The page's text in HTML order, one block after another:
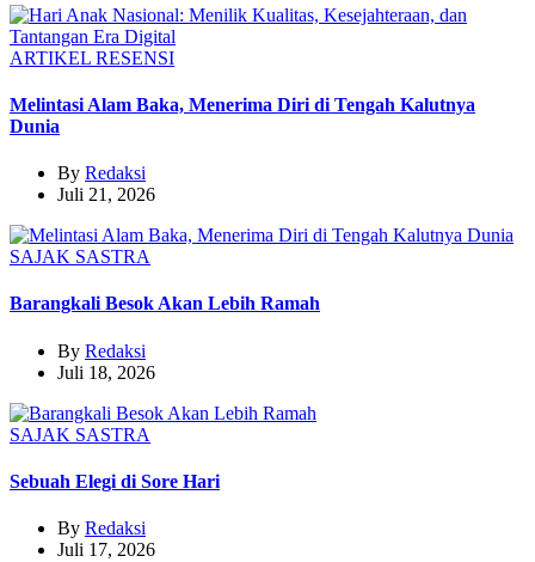
ARTIKEL RESENSI
Melintasi Alam Baka, Menerima Diri di Tengah Kalutnya
Dunia
By Redaksi
Juli 21, 2026
SAJAK SASTRA
Barangkali Besok Akan Lebih Ramah
By Redaksi
Juli 18, 2026
SAJAK SASTRA
Sebuah Elegi di Sore Hari
By Redaksi
Juli 17, 2026